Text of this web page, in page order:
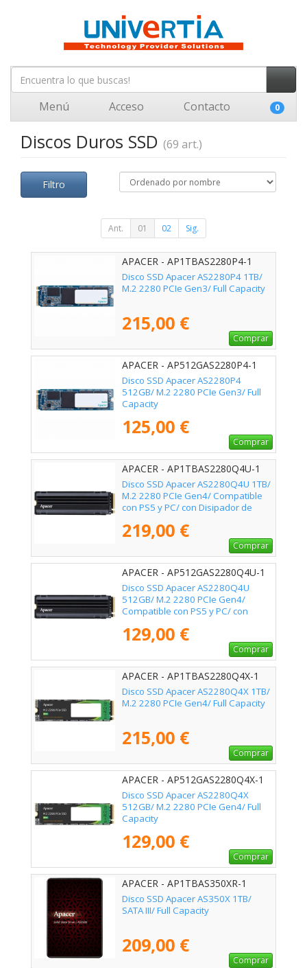
Menú Acceso Contacto 0
Discos Duros SSD (69 art.)
Filtro
Ant. 01 02 Sig.
APACER - AP1TBAS2280P4-1
Disco SSD Apacer AS2280P4 1TB/
M.2 2280 PCIe Gen3/ Full Capacity
215,00 €
Comprar
APACER - AP512GAS2280P4-1
Disco SSD Apacer AS2280P4
512GB/ M.2 2280 PCIe Gen3/ Full
Capacity
125,00 €
Comprar
APACER - AP1TBAS2280Q4U-1
Disco SSD Apacer AS2280Q4U 1TB/
M.2 2280 PCIe Gen4/ Compatible
con PS5 y PC/ con Disipador de
219,00 €
Comprar
APACER - AP512GAS2280Q4U-1
Disco SSD Apacer AS2280Q4U
512GB/ M.2 2280 PCIe Gen4/
Compatible con PS5 y PC/ con
129,00 €
Comprar
APACER - AP1TBAS2280Q4X-1
Disco SSD Apacer AS2280Q4X 1TB/
M.2 2280 PCIe Gen4/ Full Capacity
215,00 €
Comprar
APACER - AP512GAS2280Q4X-1
Disco SSD Apacer AS2280Q4X
512GB/ M.2 2280 PCIe Gen4/ Full
Capacity
129,00 €
Comprar
APACER - AP1TBAS350XR-1
Disco SSD Apacer AS350X 1TB/
SATA III/ Full Capacity
209,00 €
Comprar